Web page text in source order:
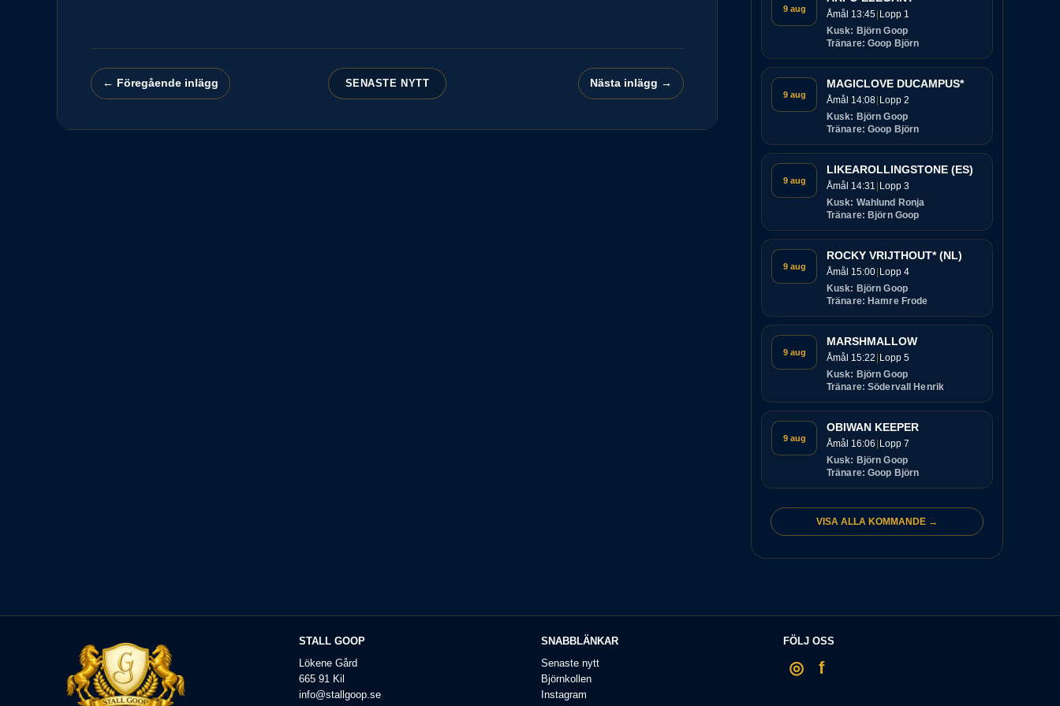
← Föregående inlägg SENASTE NYTT Nästa inlägg →
9 aug Åmål 13:45 Lopp 1
Kusk: Björn Goop
Tränare: Goop Björn
9 aug
MAGICLOVE DUCAMPUS*
Åmål 14:08 Lopp 2
Kusk: Björn Goop
Tränare: Goop Björn
9 aug
LIKEAROLLINGSTONE (ES)
Åmål 14:31 Lopp 3
Kusk: Wahlund Ronja
Tränare: Björn Goop
9 aug
ROCKY VRIJTHOUT* (NL)
Åmål 15:00 Lopp 4
Kusk: Björn Goop
Tränare: Hamre Frode
9 aug
MARSHMALLOW
Åmål 15:22 Lopp 5
Kusk: Björn Goop
Tränare: Södervall Henrik
9 aug
OBIWAN KEEPER
Åmål 16:06 Lopp 7
Kusk: Björn Goop
Tränare: Goop Björn
VISA ALLA KOMMANDE →
STALL GOOP
Lökene Gård
665 91 Kil
info@stallgoop.se
SNABBLÄNKAR
Senaste nytt
Björnkollen
Instagram
FÖLJ OSS
◎ f